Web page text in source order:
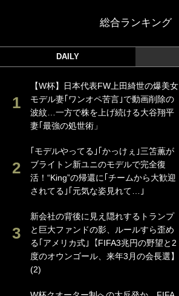
総合ランキング
DAILY
【W杯】日本代表FW上田綺世の爆美女
モデル妻｢ワンオペ苦言｣で動画削除の
波紋…一方で株を上げ続ける大谷翔平
妻｢最強の処世術」
｢モデルやってる｣｢かっけぇ｣三笘薫が
ブライトン新ユニのモデルで完全復
活！“King”の帰還に｢チームから大歓迎
されてる｣｢元気な姿見れて…｣
新会社の背後に見え隠れするトランプ
と巨大ファンドの影、ルールすら歪め
る｢アメリカ式｣【FIFA3兆円の野望と2
度のオウンゴール、来年3月の会長選】
(2)